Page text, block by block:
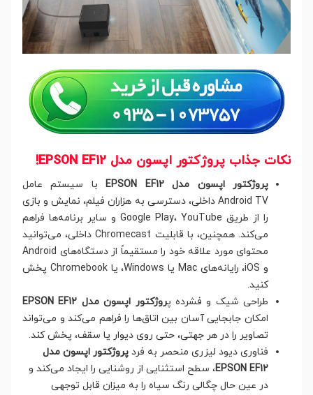
نکات جذاب پروژکتور اپسون مدل EPSON EF12!
پروژکتور اپسون مدل EPSON EF12
با سیستم عامل
Android TV داخلی، دسترسی به هزاران فیلم، نمایش و بازی
را از طریق Google Play، YouTube و سایر برنامه‌ها فراهم
می‌کند. همچنین، با قابلیت Chromecast داخلی، می‌توانید
محتوای مورد علاقه خود را مستقیماً از دستگاه‌های Android
و iOS، رایانه‌های Mac یا Windows، یا Chromebook پخش
کنید.
طراحی شیک و فشرده پروژکتور اپسون مدل EPSON EF12
امکان جابجایی آسان بین اتاق‌ها را فراهم می‌کند و می‌تواند
تصاویر را در هر جهتی، حتی روی دیوار یا سقف، پخش کند.
فناوری دیود لیزری منحصر به فرد پروژکتور اپسون مدل
EPSON EF12، سطح استثنایی از روشنایی را ایجاد می‌کند و
در عین حال چگالی رنگ سیاه را به میزان قابل توجهی